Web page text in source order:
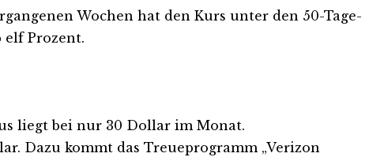
Wochen hat den Kurs unter den 50-Tage-
elf Prozent.
liegt bei nur 30 Dollar im Monat.
Dazu kommt das Treueprogramm „Verizon